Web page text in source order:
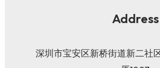
Address
深圳市宝安区新桥街道新二社